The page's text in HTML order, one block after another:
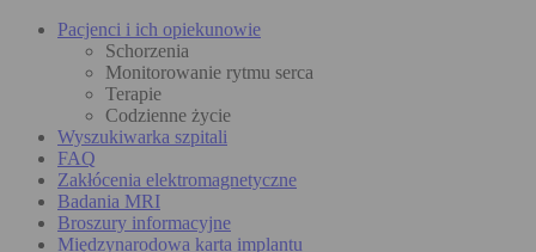
Pacjenci i ich opiekunowie
Schorzenia
Monitorowanie rytmu serca
Terapie
Codzienne życie
Wyszukiwarka szpitali
FAQ
Zakłócenia elektromagnetyczne
Badania MRI
Broszury informacyjne
Międzynarodowa karta implantu